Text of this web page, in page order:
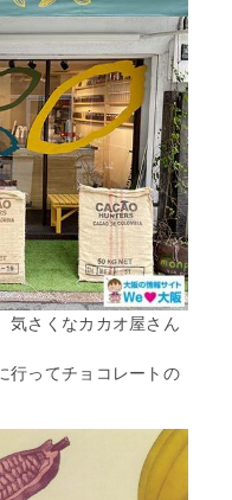
気さくなカカオ屋さん
行ってチョコレートの